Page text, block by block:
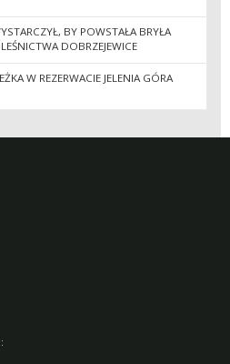
BY POWSTAŁA BRYŁA
DOBRZEJEWICE
W REZERWACIE JELENIA GÓRA